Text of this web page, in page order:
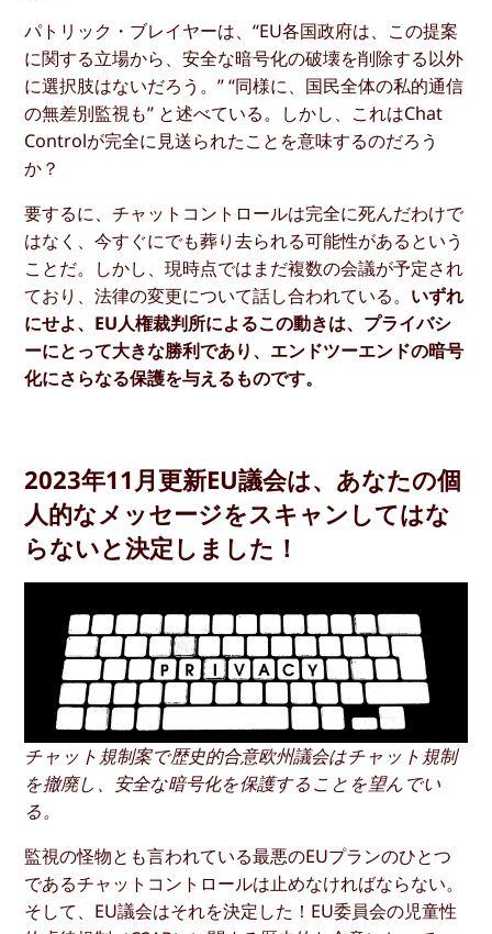
パトリック・ブレイヤーは、“EU各国政府は、この提案
に関する立場から、安全な暗号化の破壊を削除する以外
に選択肢はないだろう。” “同様に、国民全体の私的通信
の無差別監視も” と述べている。しかし、これはChat
Controlが完全に見送られたことを意味するのだろう
か？
要するに、チャットコントロールは完全に死んだわけで
はなく、今すぐにでも葬り去られる可能性があるという
ことだ。しかし、現時点ではまだ複数の会議が予定され
ており、法律の変更について話し合われている。 いずれ
にせよ、EU人権裁判所によるこの動きは、プライバシ
ーにとって大きな勝利であり、エンドツーエンドの暗号
化にさらなる保護を与えるものです。
2023年11月更新EU議会は、あなたの個
人的なメッセージをスキャンしてはな
らないと決定しました！
チャット規制案で歴史的合意欧州議会はチャット規制
を撤廃し、安全な暗号化を保護することを望んでい
る。
監視の怪物とも言われている最悪のEUプランのひとつ
であるチャットコントロールは止めなければならない。
そして、EU議会はそれを決定した！EU委員会の児童性